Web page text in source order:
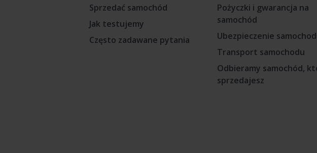
Sprzedać samochód
Jak testujemy
Często zadawane pytania
Pożyczki i gwarancja na
samochód
Ubezpieczenie
Transport samochodu
Odbieramy samochód,
sprzedajesz